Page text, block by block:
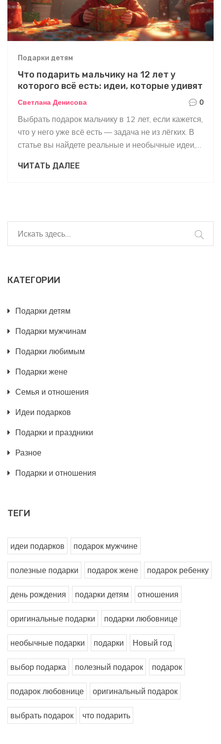
Подарки детям
Что подарить мальчику на 12 лет у
которого всё есть: идеи, которые удивят
Светлана Денисова 0
Выбрать подарок мальчику в 12 лет, если кажется,
что у него уже всё есть — задача не из лёгких. В
статье вы найдете реальные и необычные идеи,
Поговорим о том, как подарить не вещь, а эмоции
обращать внимание при выборе, чтобы подарок
не ушёл на полку.
ЧИТАТЬ ДАЛЕЕ
КАТЕГОРИИ
Подарки детям
Подарки мужчинам
Подарки любимым
Подарки жене
Семья и отношения
Идеи подарков
Подарки и праздники
Разное
Подарки и отношения
ТЕГИ
идеи подарков подарок мужчине
полезные подарки подарок жене подарок ребенку
день рождения подарки детям отношения
оригинальные подарки подарки любовнице
необычные подарки подарки Новый год
выбор подарка полезный подарок подарок
подарок любовнице оригинальный подарок
выбрать подарок что подарить